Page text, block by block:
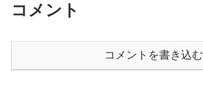
コメント
コメントを書き込む